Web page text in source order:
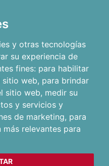
y otras tecnologías
su experiencia de
fines: para habilitar
sitio web, para brindar
sitio web, medir su
y servicios y
de marketing, para
relevantes para